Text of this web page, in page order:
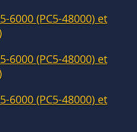
6000 (PC5-48000) et
6000 (PC5-48000) et
6000 (PC5-48000) et